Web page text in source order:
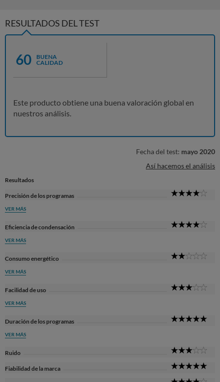
RESULTADOS DEL TEST
60
BUENA
CALIDAD
Este producto obtiene una buena valoración global en
nuestros análisis.
Fecha del test: mayo 2020
Así hacemos el análisis
Resultados
Precisión de los programas
VER MÁS
Eficiencia de condensación
VER MÁS
Consumo energético
VER MÁS
Facilidad de uso
VER MÁS
Duración de los programas
VER MÁS
Ruido
Fiabilidad de la marca